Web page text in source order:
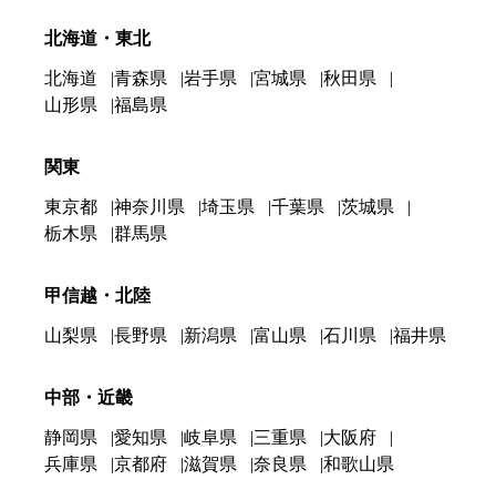
北海道・東北
北海道 青森県 岩手県 宮城県
秋田県
山形県
福島県
関東
東京都 神奈川県 埼玉県 千葉県
茨城県
栃木県
群馬県
甲信越・北陸
山梨県 長野県 新潟県 富山県 石川県 福井県
中部・近畿
静岡県 愛知県 岐阜県 三重県
大阪府
兵庫県
京都府 滋賀県 奈良県 和歌山県